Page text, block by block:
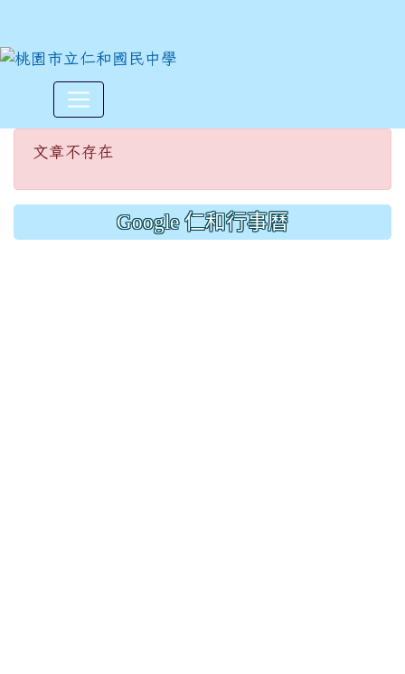
文章不存在
文章不存在
Google 仁和行事曆